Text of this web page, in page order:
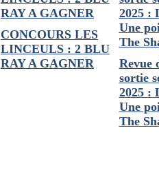
CONCOURS LES
LINCEULS : 2 BLU
RAY A GAGNER
Revue
sortie
2025 :
Une
The